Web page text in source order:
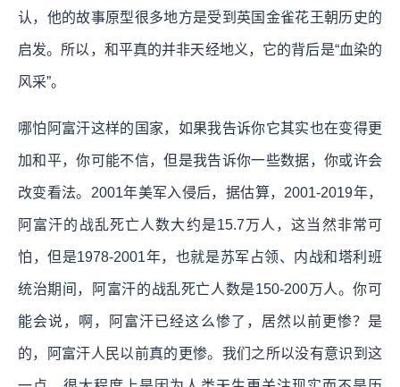
认，他的故事原型很多地方是受到英国金雀花王朝历史的
启发。所以，和平真的并非天经地义，它的背后是“血染的
风采”。
哪怕阿富汗这样的国家，如果我告诉你它其实也在变得更
加和平，你可能不信，但是我告诉你一些数据，你或许会
改变看法。2001年美军入侵后，据估算，2001-2019年，
阿富汗的战乱死亡人数大约是15.7万人，这当然非常可
怕，但是1978-2001年，也就是苏军占领、内战和塔利班
统治期间，阿富汗的战乱死亡人数是150-200万人。你可
能会说，啊，阿富汗已经这么惨了，居然以前更惨？是
的，阿富汗人民以前真的更惨。我们之所以没有意识到这